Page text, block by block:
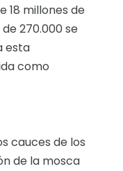
18 millones de
270.000 se
esta
como
cauces de los
de la mosca